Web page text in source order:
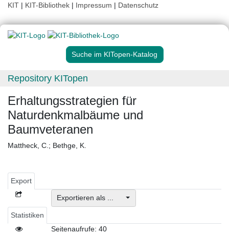
KIT | KIT-Bibliothek | Impressum | Datenschutz
Suche im KITopen-Katalog
Repository KITopen
Erhaltungsstrategien für
Naturdenkmalbäume und
Baumveteranen
Mattheck, C. ; Bethge, K.
Export
Exportieren als ...
Statistiken
Seitenaufrufe: 40